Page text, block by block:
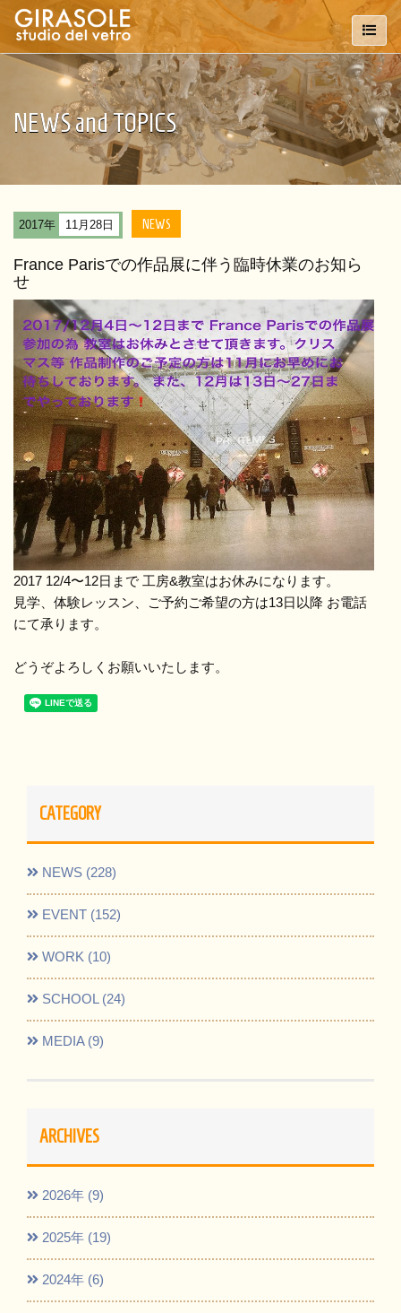
NEWS and TOPICS
2017年 11月28日 NEWS
France Parisでの作品展に伴う臨時休業のお知ら
せ
2017 12/4〜12日まで 工房&教室はお休みになります。
見学、体験レッスン、ご予約ご希望の方は13日以降 お電話
にて承ります。
どうぞよろしくお願いいたします。
CATEGORY
NEWS (228)
EVENT (152)
WORK (10)
SCHOOL (24)
MEDIA (9)
ARCHIVES
2026年 (9)
2025年 (19)
2024年 (6)